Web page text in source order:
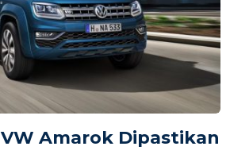
Amarok Dipastikan